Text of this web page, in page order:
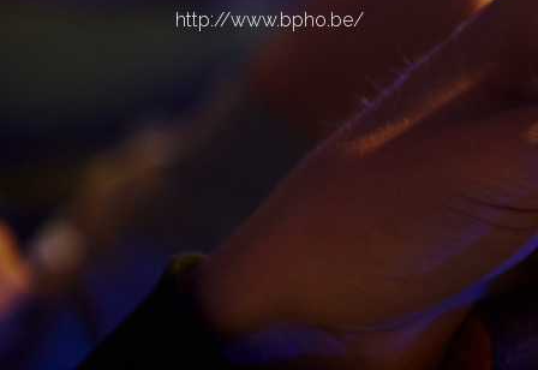
http://www.bpho.be/